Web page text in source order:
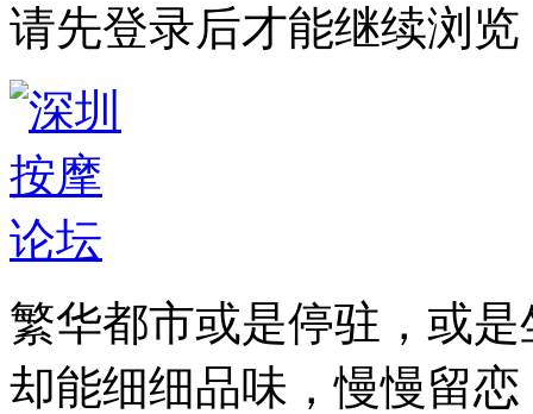
请先登录后才能继续浏览
繁华都市或是停驻，或
却能细细品味，慢慢留